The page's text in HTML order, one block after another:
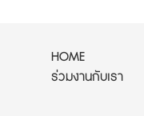
HOME
ร่วมงานกับเรา